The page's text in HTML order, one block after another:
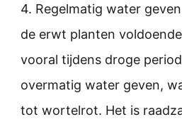
4. Regelmatig water
de erwt planten
vooral tijdens droge
overmatig water geven,
tot wortelrot. Het is